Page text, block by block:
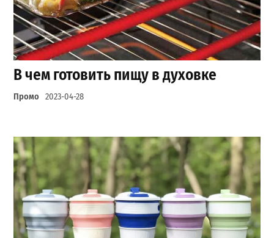
В чем готовить пищу в духовке
Промо 2023-04-28